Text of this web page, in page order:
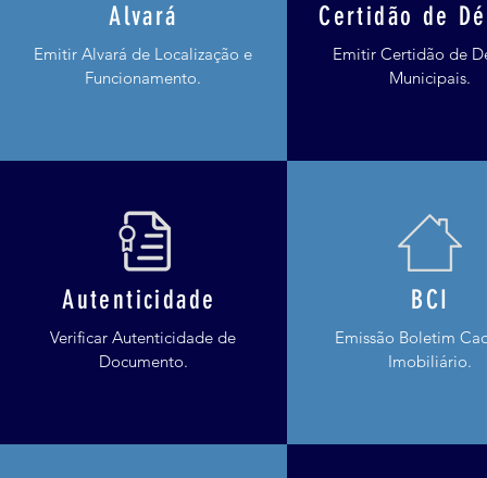
Alvará
Emitir Alvará de Localização e
Funcionamento.
Autenticidade
Verificar Autenticidade de
Documento.
Certidão de
Emitir Certidão de
Municipais.
BCI
Emissão Boletim
Imobiliário.